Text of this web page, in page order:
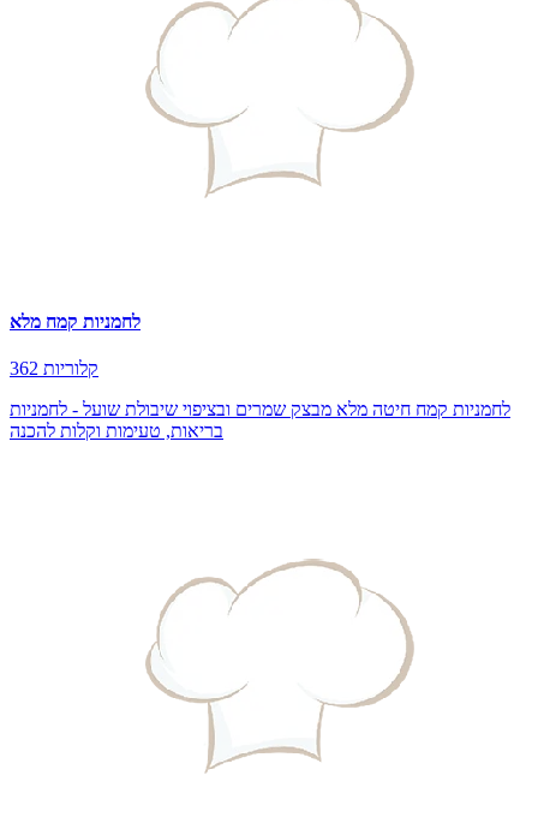
לחמניות קמח מלא
362 קלוריות
לחמניות קמח חיטה מלא מבצק שמרים ובציפוי שיבולת שועל - לחמניות
בריאות, טעימות וקלות להכנה